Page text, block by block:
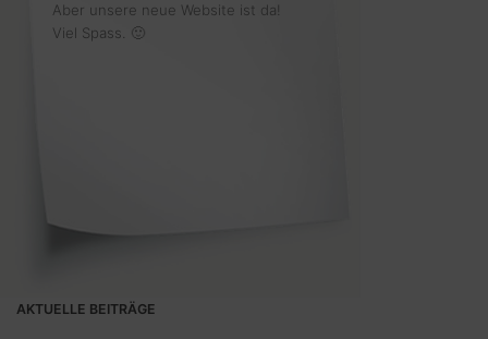
Aber unsere neue Website ist da!
Viel Spass. 🙂
AKTUELLE BEITRÄGE